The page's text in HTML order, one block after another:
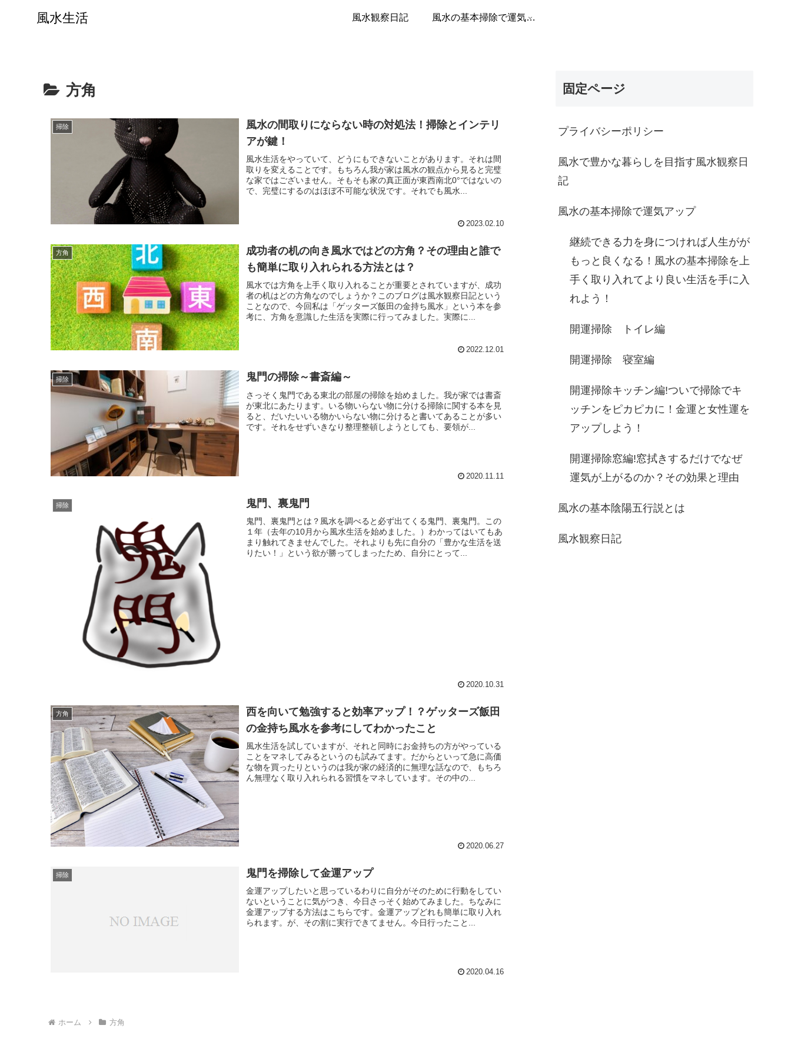
風水生活 風水観察日記 風水の基本掃除で運気アップ
方角
掃除
風水の間取りにならない時の対処法！掃除とインテリ
アが鍵！
風水生活をやっていて、どうにもできないことがあります。それは間
取りを変えることです。もちろん我が家は風水の観点から見ると完璧
な家ではございません。そもそも家の真正面が東西南北0°ではないの
で、完璧にするのはほぼ不可能な状況です。それでも風水...
2023.02.10
方角
成功者の机の向き風水ではどの方角？その理由と誰で
も簡単に取り入れられる方法とは？
風水では方角を上手く取り入れることが重要とされていますが、成功
者の机はどの方角なのでしょうか？このブログは風水観察日記という
ことなので、今回私は「ゲッターズ飯田の金持ち風水」という本を参
考に、方角を意識した生活を実際に行ってみました。実際に...
2022.12.01
掃除 鬼門の掃除～書斎編～
さっそく鬼門である東北の部屋の掃除を始めました。我が家では書斎
が東北にあたります。いる物いらない物に分ける掃除に関する本を見
ると、だいたいいる物かいらない物に分けると書いてあることが多い
です。それをせずいきなり整理整頓しようとしても、要領が...
2020.11.11
掃除 鬼門、裏鬼門
鬼門、裏鬼門とは？風水を調べると必ず出てくる鬼門、裏鬼門。この
１年（去年の10月から風水生活を始めました。）わかってはいてもあ
まり触れてきませんでした。それよりも先に自分の「豊かな生活を送
りたい！」という欲が勝ってしまったため、自分にとって...
2020.10.31
方角
西を向いて勉強すると効率アップ！？ゲッターズ飯田
の金持ち風水を参考にしてわかったこと
風水生活を試していますが、それと同時にお金持ちの方がやっている
ことをマネしてみるというのも試みてます。だからといって急に高価
な物を買ったりというのは我が家の経済的に無理な話なので、もちろ
ん無理なく取り入れられる習慣をマネしています。その中の...
2020.06.27
掃除 鬼門を掃除して金運アップ
金運アップしたいと思っているわりに自分がそのために行動をしてい
ないということに気がつき、今日さっそく始めてみました。ちなみに
金運アップする方法はこちらです。金運アップどれも簡単に取り入れ
られます。が、その割に実行できてません。今日行ったこと...
2020.04.16
ホーム 方角
固定ページ
プライバシーポリシー
風水で豊かな暮らしを目指す風水観察日
記
風水の基本掃除で運気アップ
継続できる力を身につければ人生がが
もっと良くなる！風水の基本掃除を上
手く取り入れてより良い生活を手に入
れよう！
開運掃除 トイレ編
開運掃除 寝室編
開運掃除キッチン編!ついで掃除でキ
ッチンをピカピカに！金運と女性運を
アップしよう！
開運掃除窓編!窓拭きするだけでなぜ
運気が上がるのか？その効果と理由
風水の基本陰陽五行説とは
風水観察日記